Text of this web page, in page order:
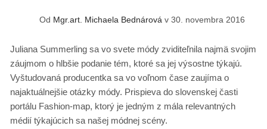
Od Mgr.art. Michaela Bednárová v 30. novembra 2016
Juliana Summerling sa vo svete módy zviditeľnila najmä svojim
záujmom o hlbšie podanie tém, ktoré sa jej výsostne týkajú.
Vyštudovaná producentka sa vo voľnom čase zaujíma o
najaktuálnejšie otázky módy. Prispieva do slovenskej časti
portálu Fashion-map, ktorý je jedným z mála relevantných
médií týkajúcich sa našej módnej scény.